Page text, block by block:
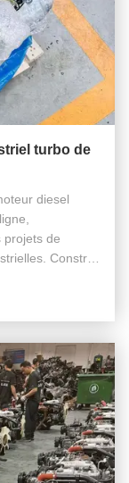
turbo de
diesel
projets de
Construit